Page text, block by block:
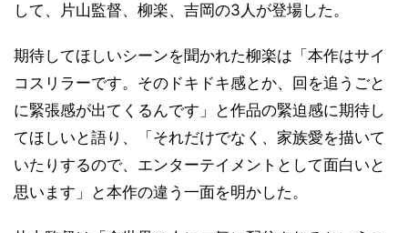
して、片山監督、柳楽、吉岡の3人が登場した。
期待してほしいシーンを聞かれた柳楽は「本作はサイ
コスリラーです。そのドキドキ感とか、回を追うごと
に緊張感が出てくるんです」と作品の緊迫感に期待し
てほしいと語り、「それだけでなく、家族愛を描いて
いたりするので、エンターテイメントとして面白いと
思います」と本作の違う一面を明かした。